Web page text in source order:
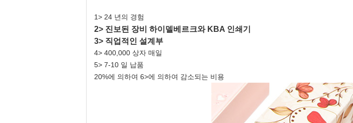
1> 24 년의 경험
2> 진보된 장비 하이델베르크와 KBA 인쇄기
3> 직업적인 설계부
4> 400,000 상자 매일
5> 7-10 일 납품
20%에 의하여 6>에 의하여 감소되는 비용